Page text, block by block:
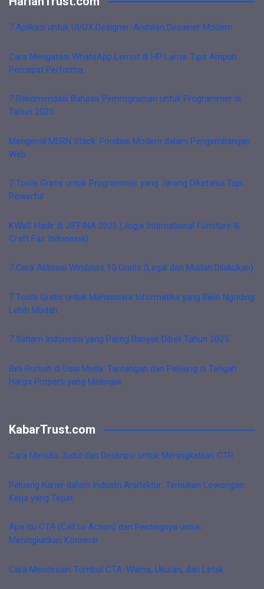
7 Aplikasi untuk UI/UX Designer: Andalan Desainer Modern
Cara Mengatasi WhatsApp Lemot di HP Lama: Tips Ampuh
Percepat Performa
7 Rekomendasi Bahasa Pemrograman untuk Programmer di
Tahun 2025
Mengenal MERN Stack: Fondasi Modern dalam Pengembangan
Web
7 Tools Gratis untuk Programmer yang Jarang Diketahui Tapi
Powerful
KWaS Hadir di JIFFINA 2026 (Jogja International Furniture &
Craft Fair Indonesia)
7 Cara Aktivasi Windows 10 Gratis (Legal dan Mudah Dilakukan)
7 Tools Gratis untuk Mahasiswa Informatika yang Bikin Ngoding
Lebih Mudah
7 Saham Indonesia yang Paling Banyak Dibeli Tahun 2025
Beli Rumah di Usia Muda: Tantangan dan Peluang di Tengah
Harga Properti yang Melonjak
KabarTrust.com
Cara Menulis Judul dan Deskripsi untuk Meningkatkan CTR
Peluang Karier dalam Industri Arsitektur: Temukan Lowongan
Kerja yang Tepat
Apa Itu CTA (Call to Action) dan Pentingnya untuk
Meningkatkan Konversi
Cara Mendesain Tombol CTA: Warna, Ukuran, dan Letak